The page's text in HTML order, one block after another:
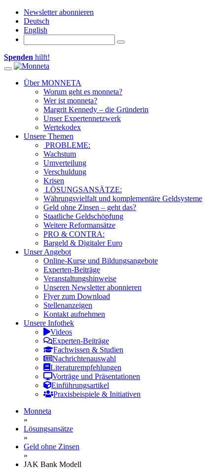
Newsletter abonnieren
Deutsch
English
Spenden hilft!
Toggle
navigationÜber MONNETA
Worum geht es monneta?
Wer ist monneta?
Margrit Kennedy – die Gründerin
Unser Expertennetzwerk
Wertekodex
Unsere Themen
PROBLEME:
Wachstum
Umverteilung
Verschuldung
Krisen
LÖSUNGSANSÄTZE:
Währungsvielfalt und komplementäre Geldsysteme
Geld ohne Zinsen – geht das?
Staatliche Geldschöpfung
Weitere Reformansätze
PRO & CONTRA:
Bargeld & Digitaler Euro
Unser Angebot
Online-Kurse und Bildungsangebote
Experten-Beiträge
Veranstaltungshinweise
Unseren Newsletter abonnieren
Flyer zum Download
Stellenanzeigen
Kontakt aufnehmen
Unsere Infothek
Videos
Experten-Beiträge
Fachwissen & Studien
Nachrichtenauswahl
Literaturempfehlungen
Vorträge und Präsentationen
Einführungsartikel
Praxisbeispiele & Initiativen
Monneta
»
Lösungsansätze
»
Geld ohne Zinsen
»
JAK Bank Modell